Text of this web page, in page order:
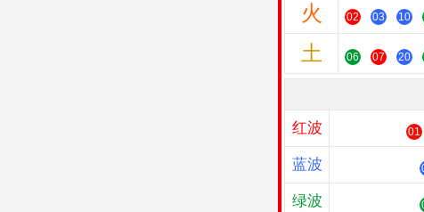
火 02 03 10
土 06 07 20
红波 01
蓝波
绿波